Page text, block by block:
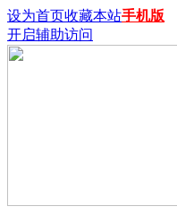
设为首页收藏本站手机版
开启辅助访问